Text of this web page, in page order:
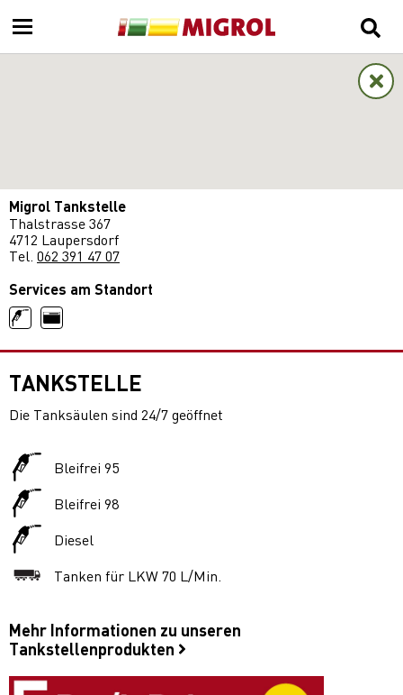
Migrol Tankstelle
Thalstrasse 367
4712 Laupersdorf
Tel. 062 391 47 07
Services am Standort
TANKSTELLE
Die Tanksäulen sind 24/7 geöffnet
Bleifrei 95
Bleifrei 98
Diesel
Tanken für LKW 70 L/Min.
Mehr Informationen zu unseren
Tankstellenprodukten